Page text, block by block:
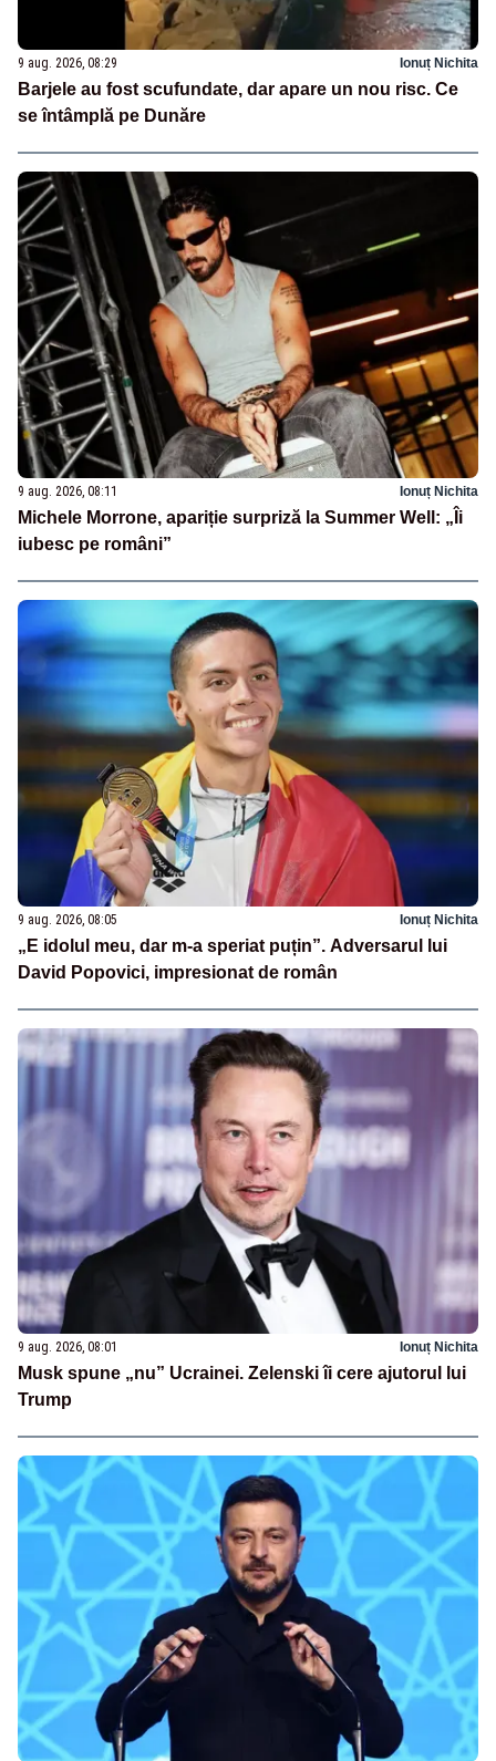
9 aug. 2026, 08:29 Ionuț Nichita
Barjele au fost scufundate, dar apare un nou risc. Ce
se întâmplă pe Dunăre
9 aug. 2026, 08:11 Ionuț Nichita
Michele Morrone, apariție surpriză la Summer Well: „Îi
iubesc pe români”
9 aug. 2026, 08:05 Ionuț Nichita
„E idolul meu, dar m-a speriat puțin”. Adversarul lui
David Popovici, impresionat de român
9 aug. 2026, 08:01 Ionuț Nichita
Musk spune „nu” Ucrainei. Zelenski îi cere ajutorul lui
Trump